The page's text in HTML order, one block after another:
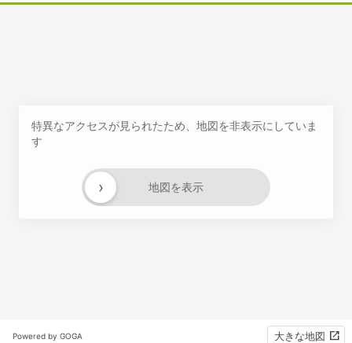
特異なアクセスが見られたため、地図を非表示にしていま
す
地図を表示
›
Powered by GOGA 大きな地図